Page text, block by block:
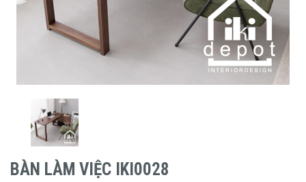
BÀN LÀM VIỆC IKI0028